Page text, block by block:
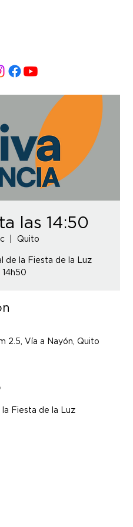
las 14:50
  |
Quito
de la Fiesta de la Luz
14h50
2.5, Vía a Nayón, Quito
la Fiesta de la Luz